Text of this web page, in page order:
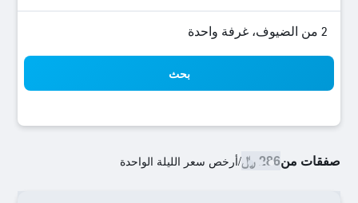
2 من الضيوف، غرفة واحدة
بحث
صفقات من286 ﷼ /أرخص سعر الليلة الواحدة